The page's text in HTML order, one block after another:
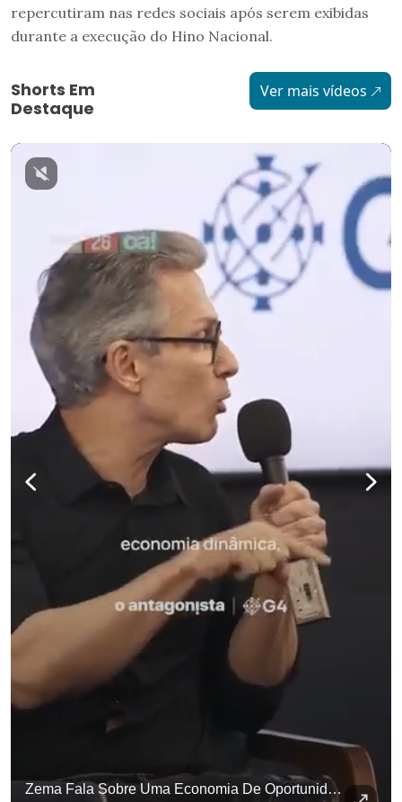
repercutiram nas redes sociais após serem exibidas
durante a execução do Hino Nacional.
Shorts Em
Destaque
Ver mais vídeos
Zema Fala Sobre Uma Economia De Oportunidades Para O Empresário